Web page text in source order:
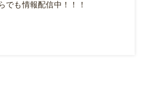
でも情報配信中！！！